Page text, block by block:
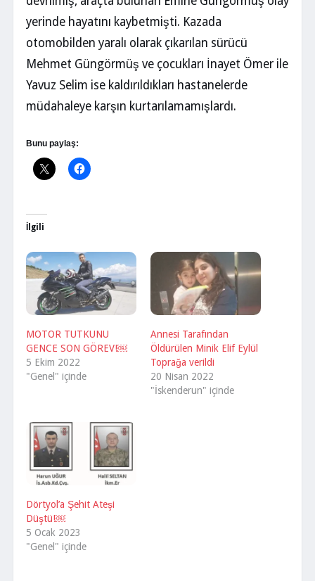
yerinde hayatını kaybetmişti. Kazada
otomobilden yaralı olarak çıkarılan sürücü
Mehmet Güngörmüş ve çocukları İnayet Ömer ile
Yavuz Selim ise kaldırıldıkları hastanelerde
müdahaleye karşın kurtarılamamışlardı.
Bunu paylaş:
İlgili
MOTOR TUTKUNU
GENCE SON GÖREV!￼
5 Ekim 2022
"Genel" içinde
Annesi Tarafından
Öldürülen Minik Elif Eylül
Toprağa verildi
20 Nisan 2022
"İskenderun" içinde
Dörtyol’a Şehit Ateşi
Düştü!￼
5 Ocak 2023
"Genel" içinde